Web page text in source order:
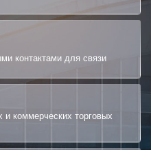
контактами для связи
и коммерческих торговых